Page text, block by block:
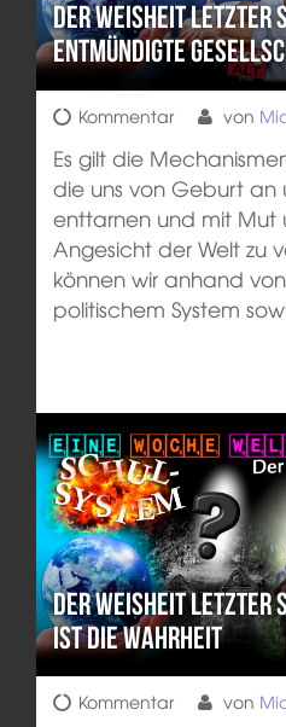
Der Weisheit letzter
Entmündigte
Kommentar von
Es gilt die
die uns von Geburt an
enttarnen und mit Mut
Angesicht der Welt zu
können wir anhand
politischem System
Der Weisheit letzter
ist die Wahrheit
Kommentar von